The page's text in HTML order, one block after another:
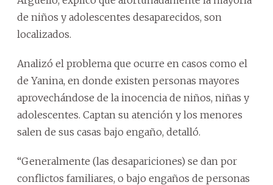
de niños y adolescentes desaparecidos, son
localizados.
Analizó el problema que ocurre en casos como el
de Yanina, en donde existen personas mayores
aprovechándose de la inocencia de niños, niñas y
adolescentes. Captan su atención y los menores
salen de sus casas bajo engaño, detalló.
“Generalmente (las desapariciones) se dan por
conflictos familiares, o bajo engaños de personas